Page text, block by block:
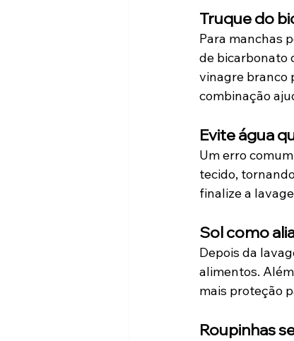
Truque do
Para manchas
de bicarbonato
vinagre branco
combinação
Evite água
Um erro
tecido,
finalize a
Sol como
Depois da
alimentos.
mais proteção
Roupinhas